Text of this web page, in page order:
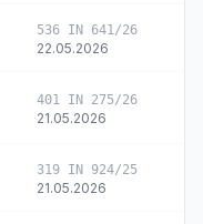
536 IN 641/26
22.05.2026
401 IN 275/26
21.05.2026
319 IN 924/25
21.05.2026